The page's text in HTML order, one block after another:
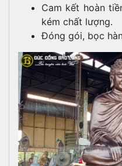
Cam kết hoàn
kém chất lượng.
Đóng gói, bọc